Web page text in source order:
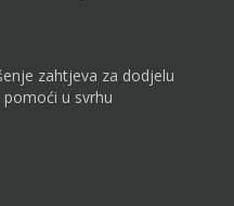
zahtjeva za dodjelu
u svrhu